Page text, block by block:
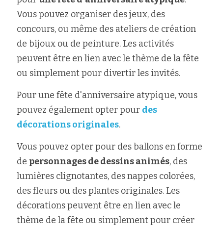
Vous pouvez organiser des jeux, des
concours, ou même des ateliers de création
de bijoux ou de peinture. Les activités
peuvent être en lien avec le thème de la fête
ou simplement pour divertir les invités.
Pour une fête d'anniversaire atypique, vous
pouvez également opter pour des
décorations originales.
Vous pouvez opter pour des ballons en forme
de personnages de dessins animés, des
lumières clignotantes, des nappes colorées,
des fleurs ou des plantes originales. Les
décorations peuvent être en lien avec le
thème de la fête ou simplement pour créer